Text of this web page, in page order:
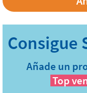
Añade un
Top